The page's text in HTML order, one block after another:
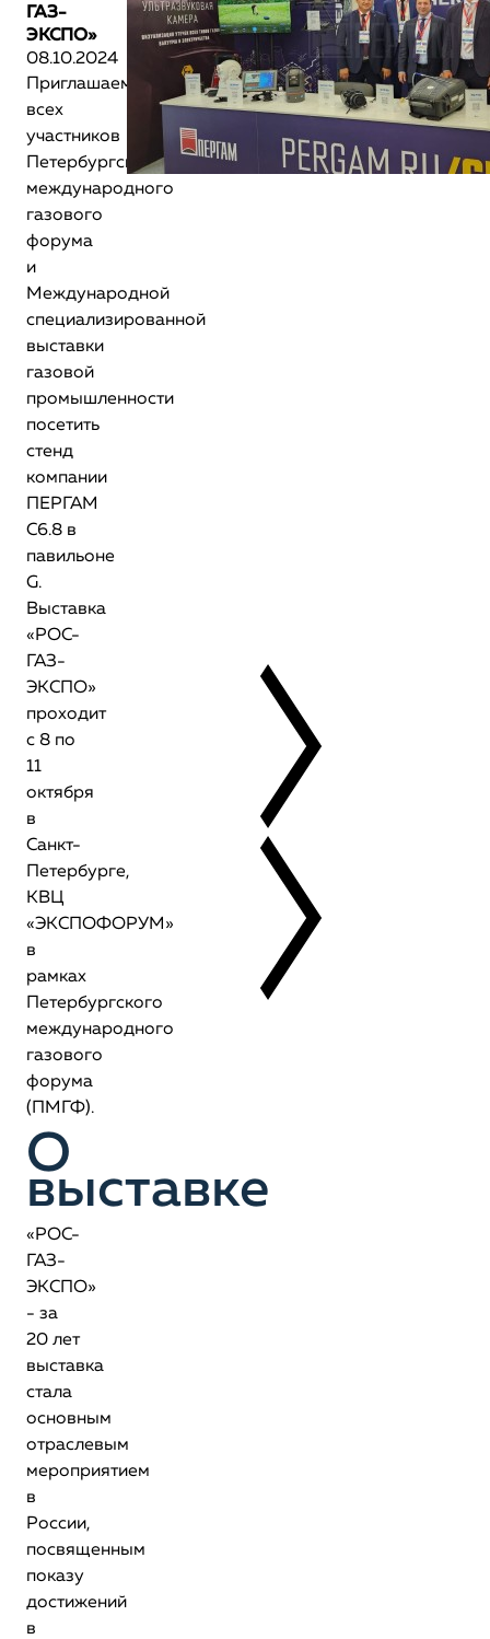
ГАЗ-
ЭКСПО»
08.10.2024
Приглашаем
всех
участников
Петербургского
международного
газового
форума
и
Международной
специализированной
выставки
газовой
промышленности
посетить
стенд
компании
ПЕРГАМ
C6.8 в
павильоне
G.
Выставка
«РОС-
ГАЗ-
ЭКСПО»
проходит
с 8 по
11
октября
в
Санкт-
Петербурге,
КВЦ
«ЭКСПОФОРУМ»
в
рамках
Петербургского
международного
газового
форума
(ПМГФ).
О
выставке
«РОС-
ГАЗ-
ЭКСПО»
- за
20 лет
выставка
стала
основным
отраслевым
мероприятием
в
России,
посвященным
показу
достижений
в